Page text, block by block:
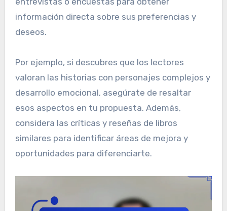
información directa sobre sus preferencias y
deseos.
Por ejemplo, si descubres que los lectores
valoran las historias con personajes complejos y
desarrollo emocional, asegúrate de resaltar
esos aspectos en tu propuesta. Además,
considera las críticas y reseñas de libros
similares para identificar áreas de mejora y
oportunidades para diferenciarte.